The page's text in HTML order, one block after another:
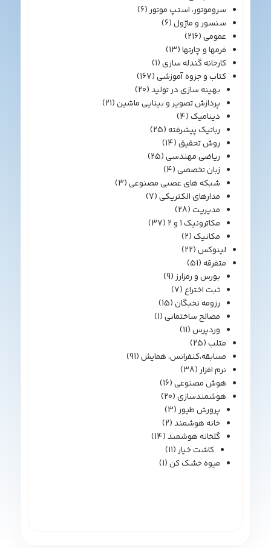
سروموتور، استپ موتور(6)
سنسور و ماژول(6)
عمومی(216)
فرمها و چارتها(13)
کارخانه گندله سازی(1)
کتاب و جزوه آموزشی(167)
بهینه سازی در تولید(20)
پردازش تصویر و بینایی ماشین(21)
دینامیک(4)
رباتیک پیشرفته(25)
روش تحقیق(14)
ریاضی مهندسی(25)
زبان تخصصی(4)
شبکه های عصبی مصنوعی(3)
مدارهای الکتریکی(7)
مدیریت(28)
مکاترونیک 1 و 2
(37)
مکانیک(2)
لینوکس(22)
متفرقه(51)
بورس و رمزارز(9)
ثبت اختراع(7)
رزومه نخبگان(15)
مصالح ساختمانی(1)
وردپرس(11)
متلب(25)
مسابقه،کنفرانس، همایش(91)
نرم افزار(38)
هوش مصنوعی(16)
هوشمندسازی(20)
پرورش طیور(3)
خانه هوشمند(2)
گلخانه هوشمند(14)
کاشت خیار(11)
میوه خشک کن(1)